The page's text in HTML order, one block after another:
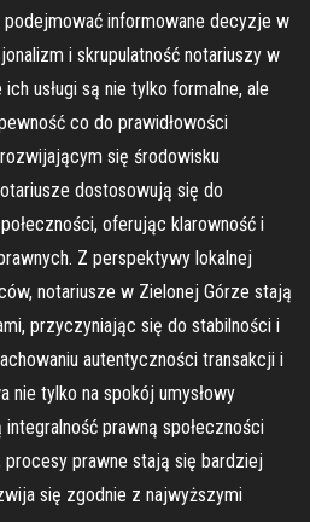
podejmować informowane decyzje w
i skrupulatność notariuszy w
usługi są nie tylko formalne, ale
co do prawidłowości
się środowisku
dostosowują się do
oferując klarowność i
Z perspektywy lokalnej
notariusze w Zielonej Górze stają
przyczyniając się do stabilności i
autentyczności transakcji i
nie tylko na spokój umysłowy
prawną społeczności
procesy prawne stają się bardziej
się zgodnie z najwyższymi